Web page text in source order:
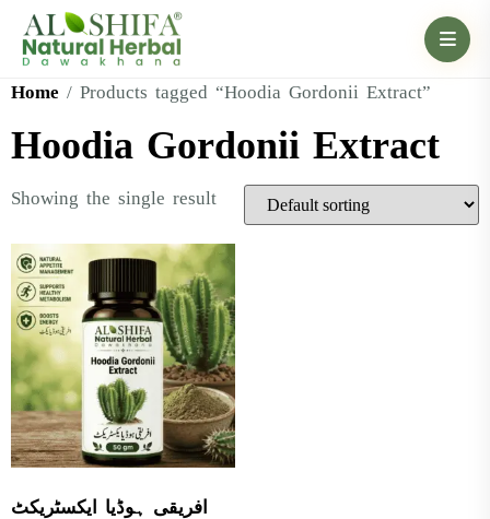
Home / Products tagged “Hoodia Gordonii Extract”
Hoodia Gordonii Extract
Showing the single result
افریقی ہوڈیا ایکسٹریکٹ